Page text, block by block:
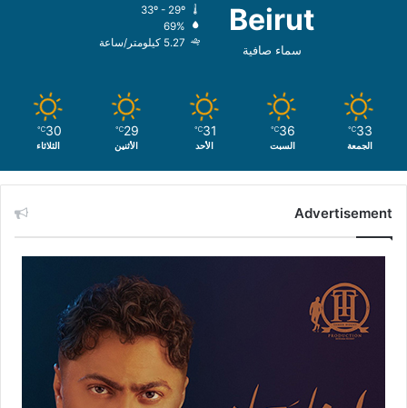
Beirut
سماء صافية
69%
5.27 كيلومتر/ساعة
33
℃
الجمعة
36
℃
السبت
31
℃
الأحد
29
℃
الأثنين
30
℃
الثلاثاء
Advertisement